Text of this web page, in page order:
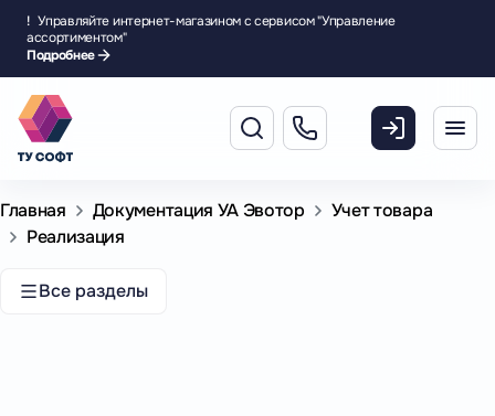
! Управляйте интернет-магазином с сервисом "Управление
ассортиментом"
Подробнее
Главная Документация УА Эвотор
Учет товара
Реализация
Все разделы